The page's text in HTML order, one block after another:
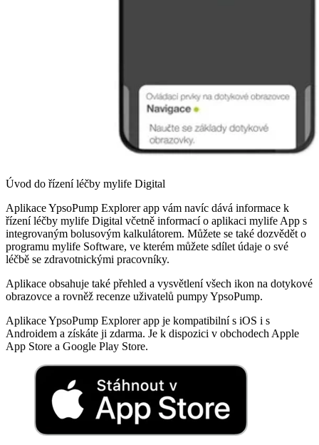
Úvod do řízení léčby mylife Digital
Aplikace YpsoPump Explorer app vám navíc dává informace k
řízení léčby mylife Digital včetně informací o aplikaci mylife App s
integrovaným bolusovým kalkulátorem. Můžete se také dozvědět o
programu mylife Software, ve kterém můžete sdílet údaje o své
léčbě se zdravotnickými pracovníky.
Aplikace obsahuje také přehled a vysvětlení všech ikon na dotykové
obrazovce a rovněž recenze uživatelů pumpy YpsoPump.
Aplikace YpsoPump Explorer app je kompatibilní s iOS i s
Androidem a získáte ji zdarma. Je k dispozici v obchodech Apple
App Store a Google Play Store.